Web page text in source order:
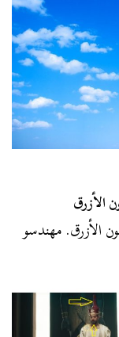
الأزرق
الأزرق. مهندسو